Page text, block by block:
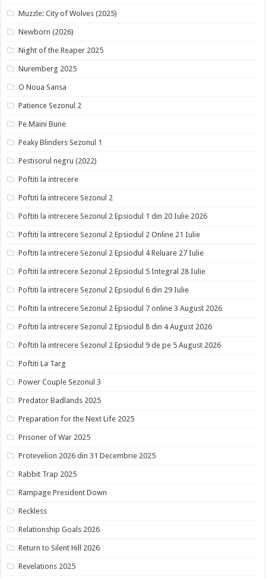
Muzzle: City of Wolves (2025)
Newborn (2026)
Night of the Reaper 2025
Nuremberg 2025
O Noua Sansa
Patience Sezonul 2
Pe Maini Bune
Peaky Blinders Sezonul 1
Pestisorul negru (2022)
Poftiti la intrecere
Poftiti la intrecere Sezonul 2
Poftiti la intrecere Sezonul 2 Epsiodul 1 din 20 Iulie 2026
Poftiti la intrecere Sezonul 2 Epsiodul 2 Online 21 Iulie
Poftiti la intrecere Sezonul 2 Epsiodul 4 Reluare 27 Iulie
Poftiti la intrecere Sezonul 2 Epsiodul 5 Integral 28 Iulie
Poftiti la intrecere Sezonul 2 Epsiodul 6 din 29 Iulie
Poftiti la intrecere Sezonul 2 Epsiodul 7 online 3 August 2026
Poftiti la intrecere Sezonul 2 Epsiodul 8 din 4 August 2026
Poftiti la intrecere Sezonul 2 Epsiodul 9 de pe 5 August 2026
Poftiti La Targ
Power Couple Sezonul 3
Predator Badlands 2025
Preparation for the Next Life 2025
Prisoner of War 2025
Protevelion 2026 din 31 Decembrie 2025
Rabbit Trap 2025
Rampage President Down
Reckless
Relationship Goals 2026
Return to Silent Hill 2026
Revelations 2025